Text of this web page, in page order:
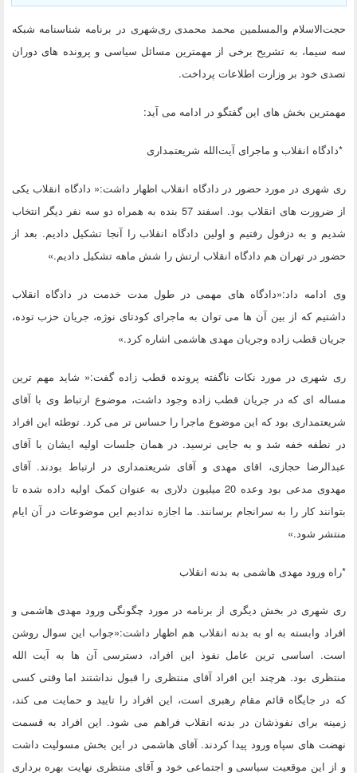
حجت‌الاسلام والمسلمین محمد محمدی ری‌شهری در برنامه شناسنامه شبکه
سه سیما، به تشریح برخی از مهمترین مسائل سیاسی و پرونده های دوران
تصدی خود بر وزارت اطلاعات پرداخت.
مهمترین بخش های این گفتگو در ادامه می آید:
*دادگاه انقلاب و ماجرای آیت‌الله شریعتمداری
ری شهری در مورد حضور در دادگاه انقلاب اظهار داشت:« دادگاه انقلاب یکی
از ضرورت های انقلاب بود. اسفند 57 بنده به همراه دو سه نفر دیگر انتخاب
شدیم و به دزفول رفتیم و اولین دادگاه انقلاب را آنجا تشکیل دادیم. بعد از
حضور در تهران هم دادگاه انقلاب ارتش را شش ماهه تشکیل دادیم.»
وی ادامه داد:«دادگاه های مهمی در طول مدت خدمت در دادگاه انقلاب
داشتیم که از بین آن ها می توان به ماجرای کودتای نوژه، جریان حزب توده،
جریان قطب زاده وجریان مهدی هاشمی اشاره کرد.»
ری شهری در مورد نکات ناگفته پرونده قطب زاده گفت:« شاید مهم ترین
مساله ای که در جریان قطب زاده وجود داشت، موضوع ارتباط وی با آقای
شریعتمداری بود که این موضوع ماجرا را حساس تر می کرد. توطئه این افراد
در نطفه خفه شد و به جایی نرسید. در همان جلسات اولیه ایشان با آقای
عبدالرضا حجازی، اقای مهدی و آقای شریعتمداری در ارتباط بودند. آقای
مهدوی مدعی بود وعده 20 میلیون دلاری به عنوان کمک اولیه داده شده تا
بتوانند کار را به سرانجام برسانند. ما اجازه ندادیم این موضوعات در آن ایام
منتشر شود.»
*راه ورود مهدی هاشمی به بدنه انقلاب
ری شهری در بخش دیگری از برنامه در مورد چگونگی ورود مهدی هاشمی و
افراد وابسته به او به بدنه انقلاب هم اظهار داشت:«جواب این سوال روشن
است. اساسی ترین عامل نفوذ این افراد، دسترسی آن ها به آیت الله
منتظری بود. هرچند این افراد آقای منتظری را قبول نداشتند اما وقتی کسی
که در جایگاه قائم مقام رهبری است، این افراد را تایید و حمایت می کند،
زمینه برای نفوذشان در بدنه انقلاب فراهم می شود. این افراد به قسمت
نهضت های سپاه ورود پیدا کردند. آقای هاشمی در این بخش مسولیت داشت
و از این موقعیت سیاسی و اجتماعی خود و آقای منتظری نهایت بهره برداری